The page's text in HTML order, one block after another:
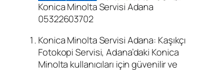
Konica Minolta Servisi Adana
05322603702
Konica Minolta Servisi Adana: Kaşıkçı
Fotokopi Servisi, Adana’daki Konica
Minolta kullanıcıları için güvenilir ve